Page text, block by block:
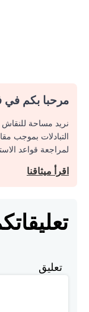
مرحبا بكم في
نريد مساحة
التبادلات بموجب
لمراجعة قواعد
اقرأ ميثاقنا
تعليق